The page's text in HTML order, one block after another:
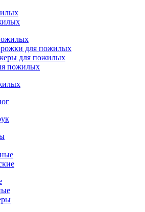
для пожилых
для пожилых
пожилых